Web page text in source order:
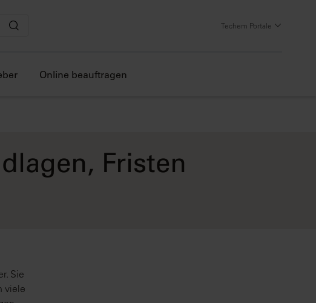
Techem Portale
Online beauftragen
Fristen
Sie
viele